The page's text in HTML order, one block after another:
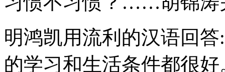
明鸿凯用流利的汉语回
的学习和生活条件都很好